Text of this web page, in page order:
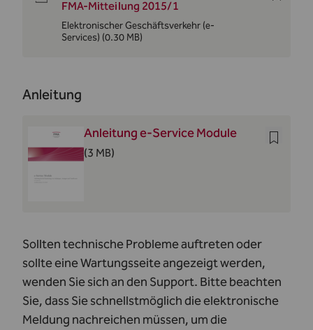
FMA-Mitteilung 2015/1
Elektronischer Geschäftsverkehr (e-
Services) (0.30 MB)
Anleitung
Anleitung e-Service Module
(3 MB)
Sollten technische Probleme auftreten oder
sollte eine Wartungsseite angezeigt werden,
wenden Sie sich an den Support​. Bitte beachten
Sie, dass Sie schnellstmöglich die elektronische
Meldung nachreichen müssen, um die